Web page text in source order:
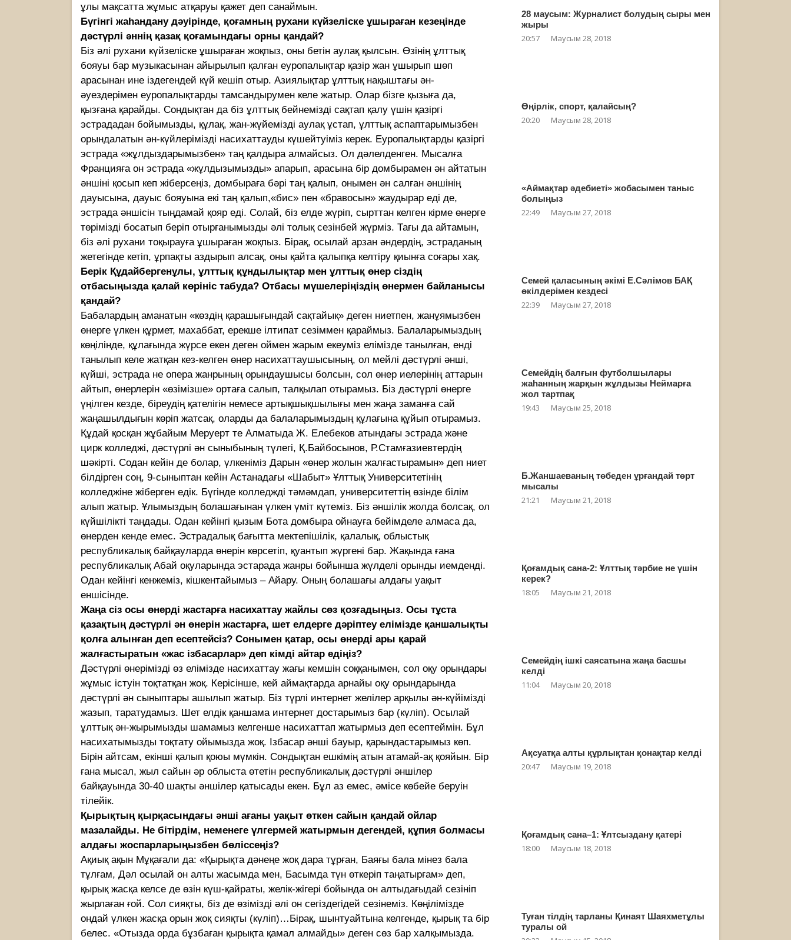
ұлы мақсатта жұмыс атқаруы қажет деп санаймын.
Бүгінгі жаһандану дәуірінде, қоғамның рухани күйзеліске ұшыраған кезеңінде
дәстүрлі әннің қазақ қоғамындағы орны қандай?
Біз әлі рухани күйзеліске ұшыраған жоқпыз, оны бетін аулақ қылсын. Өзінің ұлттық
бояуы бар музыкасынан айырылып қалған еуропалықтар қазір жан ұшырып шөп
арасынан ине іздегендей күй кешіп отыр. Азиялықтар ұлттық нақыштағы ән-
әуездерімен еуропалықтарды тамсандырумен келе жатыр. Олар бізге қызыға да,
қызғана қарайды. Сондықтан да біз ұлттық бейнемізді сақтап қалу үшін қазіргі
эстрададан бойымызды, құлақ, жан-жүйемізді аулақ ұстап, ұлттық аспаптарымызбен
орындалатын ән-күйлерімізді насихаттауды күшейтуіміз керек. Еуропалықтарды қазіргі
эстрада «жұлдыздарымызбен» таң қалдыра алмайсыз. Ол дәлелденген. Мысалға
Францияға он эстрада «жұлдызымызды» апарып, арасына бір домбырамен ән айтатын
әншіні қосып кеп жіберсеңіз, домбыраға бәрі таң қалып, онымен ән салған әншінің
дауысына, дауыс бояуына екі таң қалып,«бис» пен «бравосын» жаудырар еді де,
эстрада әншісін тыңдамай қояр еді. Солай, біз елде жүріп, сырттан келген кірме өнерге
төрімізді босатып беріп отырғанымызды әлі толық сезінбей жүрміз. Тағы да айтамын,
біз әлі рухани тоқырауға ұшыраған жоқпыз. Бірақ, осылай арзан әндердің, эстраданың
жетегінде кетіп, ұрпақты аздырып алсақ, оны қайта қалыпқа келтіру қиынға соғары хақ.
Берік Құдайбергенұлы, ұлттық құндылықтар мен ұлттық өнер сіздің
отбасыңызда қалай көрініс табуда? Отбасы мүшелеріңіздің өнермен байланысы
қандай?
Бабалардың аманатын «көздің қарашығындай сақтайық» деген ниетпен, жанұямызбен
өнерге үлкен құрмет, махаббат, ерекше ілтипат сезіммен қараймыз. Балаларымыздың
көңілінде, құлағында жүрсе екен деген оймен жарым екеуміз елімізде танылған, енді
танылып келе жатқан кез-келген өнер насихаттаушысының, ол мейлі дәстүрлі әнші,
күйші, эстрада не опера жанрының орындаушысы болсын, сол өнер иелерінің аттарын
айтып, өнерлерін «өзімізше» ортаға салып, талқылап отырамыз. Біз дәстүрлі өнерге
үңілген кезде, біреудің қателігін немесе артықшықшылығы мен жаңа заманға сай
жаңашылдығын көріп жатсақ, оларды да балаларымыздың құлағына құйып отырамыз.
Құдай қосқан жұбайым Меруерт те Алматыда Ж. Елебеков атындағы эстрада және
цирк колледжі, дәстүрлі ән сыныбының түлегі, Қ.Байбосынов, Р.Стамғазиевтердің
шәкірті. Содан кейін де болар, үлкеніміз Дарын «өнер жолын жалғастырамын» деп ниет
білдірген соң, 9-сыныптан кейін Астанадағы «Шабыт» Ұлттық Университетінің
колледжіне жіберген едік. Бүгінде колледжді тәмәмдап, университеттің өзінде білім
алып жатыр. Ұлымыздың болашағынан үлкен үміт күтеміз. Біз әншілік жолда болсақ, ол
күйшілікті таңдады. Одан кейінгі қызым Бота домбыра ойнауға бейімделе алмаса да,
өнерден кенде емес. Эстрадалық бағытта мектепішілік, қалалық, облыстық
республикалық байқауларда өнерін көрсетіп, қуантып жүргені бар. Жақында ғана
республикалық Абай оқуларында эстарада жанры бойынша жүлделі орынды иемденді.
Одан кейінгі кенжеміз, кішкентайымыз – Айару. Оның болашағы алдағы уақыт
еншісінде.
Жаңа сіз осы өнерді жастарға насихаттау жайлы сөз қозғадыңыз. Осы тұста
қазақтың дәстүрлі ән өнерін жастарға, шет елдерге дәріптеу елімізде қаншалықты
қолға алынған деп есептейсіз? Сонымен қатар, осы өнерді ары қарай
жалғастыратын «жас ізбасарлар» деп кімді айтар едіңіз?
Дәстүрлі өнерімізді өз елімізде насихаттау жағы кемшін соққанымен, сол оқу орындары
жұмыс істуін тоқтатқан жоқ. Керісінше, кей аймақтарда арнайы оқу орындарында
дәстүрлі ән сыныптары ашылып жатыр. Біз түрлі интернет желілер арқылы ән-күйімізді
жазып, таратудамыз. Шет елдік қаншама интернет достарымыз бар (күліп). Осылай
ұлттық ән-жырымызды шамамыз келгенше насихаттап жатырмыз деп есептеймін. Бұл
насихатымызды тоқтату ойымызда жоқ. Ізбасар әнші бауыр, қарындастарымыз көп.
Бірін айтсам, екінші қалып қоюы мүмкін. Сондықтан ешкімің атын атамай-ақ қояйын. Бір
ғана мысал, жыл сайын әр облыста өтетін республикалық дәстүрлі әншілер
байқауында 30-40 шақты әншілер қатысады екен. Бұл аз емес, әмісе көбейе беруін
тілейік.
Қырықтың қырқасындағы әнші ағаны уақыт өткен сайын қандай ойлар
мазалайды. Не бітірдім, неменеге үлгермей жатырмын дегендей, құпия болмасы
алдағы жоспарларыңызбен бөліссеңіз?
Ақиық ақын Мұқағали да: «Қырықта дәнеңе жоқ дара тұрған, Баяғы бала мінез бала
тұлғам, Дәл осылай он алты жасымда мен, Басымда түн өткеріп таңатырғам» деп,
қырық жасқа келсе де өзін күш-қайраты, желік-жігері бойында он алтыдағыдай сезініп
жырлаған ғой. Сол сияқты, біз де өзімізді әлі он сегіздегідей сезінеміз. Көңілімізде
ондай үлкен жасқа орын жоқ сияқты (күліп)…Бірақ, шынтуайтына келгенде, қырық та бір
белес. «Отызда орда бұзбаған қырықта қамал алмайды» деген сөз бар халқымызда.
28 маусым: Журналист болудың сыры мен
жыры
20:57 Маусым 28, 2018
Өңірлік, спорт, қалайсың?
20:20 Маусым 28, 2018
«Аймақтар әдебиеті» жобасымен таныс
болыңыз
22:49 Маусым 27, 2018
Семей қаласының әкімі Е.Сәлімов БАҚ
өкілдерімен кездесі
22:39 Маусым 27, 2018
Семейдің балғын футболшылары
жаһанның жарқын жұлдызы Неймарға
жол тартпақ
19:43 Маусым 25, 2018
Б.Жаншаеваның төбеден ұрғандай төрт
мысалы
21:21 Маусым 21, 2018
Қоғамдық сана-2: Ұлттық тәрбие не үшін
керек?
18:05 Маусым 21, 2018
Семейдің ішкі саясатына жаңа басшы
келді
11:04 Маусым 20, 2018
Ақсуатқа алты құрлықтан қонақтар келді
20:47 Маусым 19, 2018
Қоғамдық сана–1: Ұлтсыздану қатері
18:00 Маусым 18, 2018
Туған тілдің тарланы Қинаят Шаяхметұлы
туралы ой